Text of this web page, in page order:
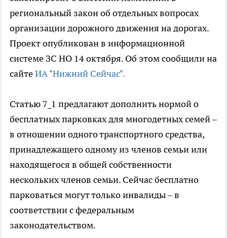
региональный закон об отдельных вопросах
организации дорожного движения на дорогах.
Проект опубликован в информационной
системе ЗС НО 14 октября. Об этом сообщили на
сайтеИА "Нижний Сейчас".
Статью 7_1 предлагают дополнить нормой о
бесплатных парковках для многодетных семей –
в отношении одного транспортного средства,
принадлежащего одному из членов семьи или
находящегося в общей собственности
нескольких членов семьи. Сейчас бесплатно
парковаться могут только инвалиды – в
соответствии с федеральным
законодательством.